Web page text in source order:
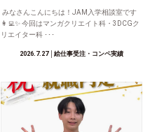
みなさんこんにちは！JAM入学相談室です
👩‍💻✨ 今回はマンガクリエイト科・3DCGク
リエイター科 ･･･
2026.7.27│絵仕事受注・コンペ実績